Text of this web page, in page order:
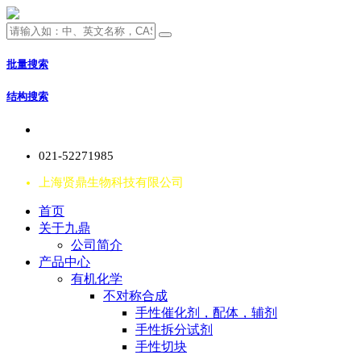
批量搜索
结构搜索
021-52271985
上海贤鼎生物科技有限公司
首页
关于九鼎
公司简介
产品中心
有机化学
不对称合成
手性催化剂，配体，辅剂
手性拆分试剂
手性切块